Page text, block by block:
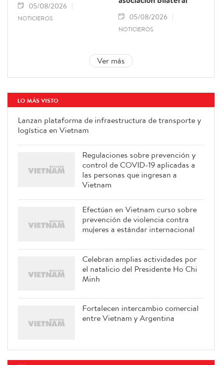
05/08/2026
NOTICIEROS 05/08/2026
NOTICIEROS
Ver más
LO MÁS VISTO
Lanzan plataforma de infraestructura de transporte y
logística en Vietnam
Regulaciones sobre prevención y
control de COVID-19 aplicadas a
las personas que ingresan a
Vietnam
Efectúan en Vietnam curso sobre
prevención de violencia contra
mujeres a estándar internacional
Celebran amplias actividades por
el natalicio del Presidente Ho Chi
Minh
Fortalecen intercambio comercial
entre Vietnam y Argentina